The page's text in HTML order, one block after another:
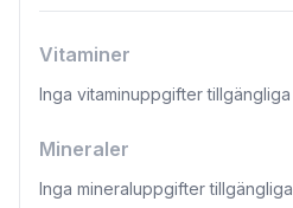
Vitaminer
Inga vitaminuppgifter tillgängliga
Mineraler
Inga mineraluppgifter tillgängliga